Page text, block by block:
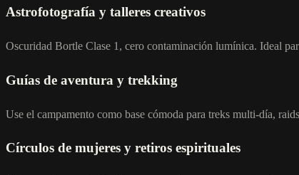
Astrofotografía y talleres creativos
Oscuridad Bortle Clase 1, cero contaminación lumínica. Ideal
Guías de aventura y trekking
Use el campamento como base cómoda para treks multi-día,
Círculos de mujeres y retiros espirituales